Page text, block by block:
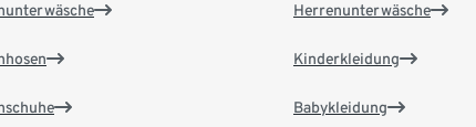
Herrenunterwäsche
Kinderkleidung
Babykleidung